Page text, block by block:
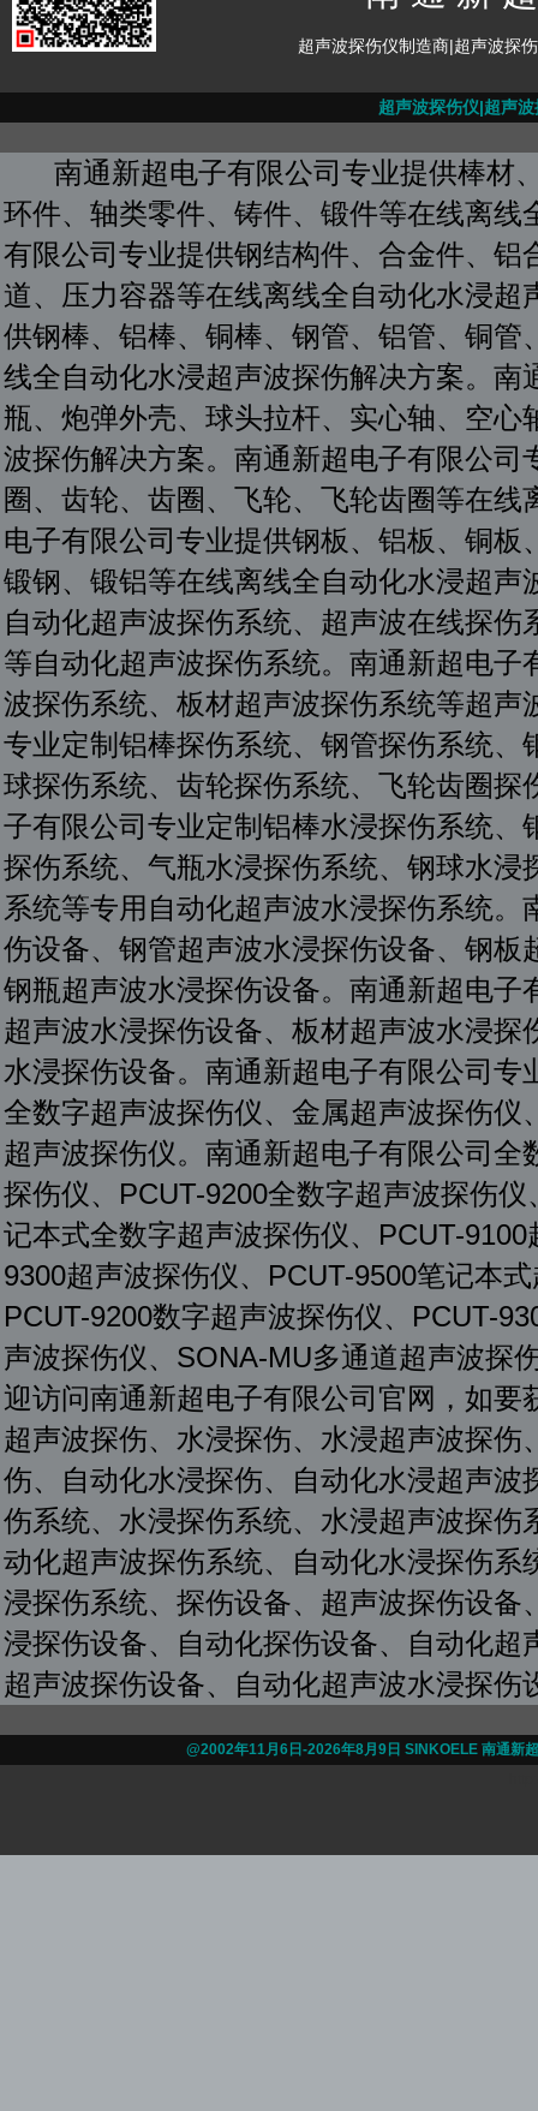
超声波探伤仪制造商|超声波探
超声波探伤仪|超声
南通新超电子有限公司专业提供棒材
环件、轴类零件、铸件、锻件等在线离
有限公司专业提供钢结构件、合金件、
道、压力容器等在线离线全自动化水浸
供钢棒、铝棒、铜棒、钢管、铝管、铜
线全自动化水浸超声波探伤解决方案。
瓶、炮弹外壳、球头拉杆、实心轴、空
波探伤解决方案。南通新超电子有限公
圈、齿轮、齿圈、飞轮、飞轮齿圈等在
电子有限公司专业提供钢板、铝板、铜
锻钢、锻铝等在线离线全自动化水浸超
自动化超声波探伤系统、超声波在线探
等自动化超声波探伤系统。南通新超电
波探伤系统、板材超声波探伤系统等超
专业定制铝棒探伤系统、钢管探伤系统
球探伤系统、齿轮探伤系统、飞轮齿圈
子有限公司专业定制铝棒水浸探伤系统
探伤系统、气瓶水浸探伤系统、钢球水
系统等专用自动化超声波水浸探伤系统
伤设备、钢管超声波水浸探伤设备、钢
钢瓶超声波水浸探伤设备。南通新超电
超声波水浸探伤设备、板材超声波水浸
水浸探伤设备。南通新超电子有限公司
全数字超声波探伤仪、金属超声波探伤
超声波探伤仪。南通新超电子有限公司
探伤仪、PCUT-9200全数字超声波探伤
记本式全数字超声波探伤仪、PCUT-
9300超声波探伤仪、PCUT-9500笔记本
PCUT-9200数字超声波探伤仪、PCUT-
声波探伤仪、SONA-MU多通道超声波探
迎访问南通新超电子有限公司官网，如
超声波探伤、水浸探伤、水浸超声波探
伤、自动化水浸探伤、自动化水浸超声
伤系统、水浸探伤系统、水浸超声波探
动化超声波探伤系统、自动化水浸探伤
浸探伤系统、探伤设备、超声波探伤设
浸探伤设备、自动化探伤设备、自动化
超声波探伤设备、自动化超声波水浸探
@2002年11月6日-2026年8月9日 SINKOELE 南通新